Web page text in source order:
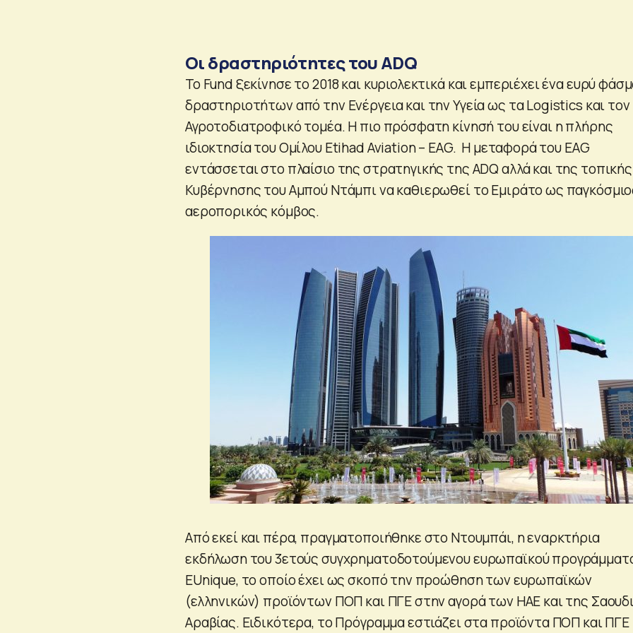
Οι δραστηριότητες του ADQ
To Fund ξεκίνησε το 2018 και κυριολεκτικά και εμπεριέχει ένα ευρύ
δραστηριοτήτων από την Ενέργεια και την Υγεία ως τα Logistics και τον
Αγροτοδιατροφικό τομέα. Η πιο πρόσφατη κίνησή του είναι η πλήρης
ιδιοκτησία του Ομίλου Etihad Aviation – EAG. Η μεταφορά του EAG
εντάσσεται στο πλαίσιο της στρατηγικής της ADQ αλλά και της τοπικής
Κυβέρνησης του Αμπού Ντάμπι να καθιερωθεί το Εμιράτο ως
αεροπορικός κόμβος.
Από εκεί και πέρα, πραγματοποιήθηκε στο Ντουμπάι, η εναρκτήρια
εκδήλωση του 3ετούς συγχρηματοδοτούμενου ευρωπαϊκού
EUnique, το οποίο έχει ως σκοπό την προώθηση των ευρωπαϊκών
(ελληνικών) προϊόντων ΠΟΠ και ΠΓΕ στην αγορά των ΗΑΕ και της
Αραβίας. Ειδικότερα, το Πρόγραμμα εστιάζει στα προϊόντα ΠΟΠ και